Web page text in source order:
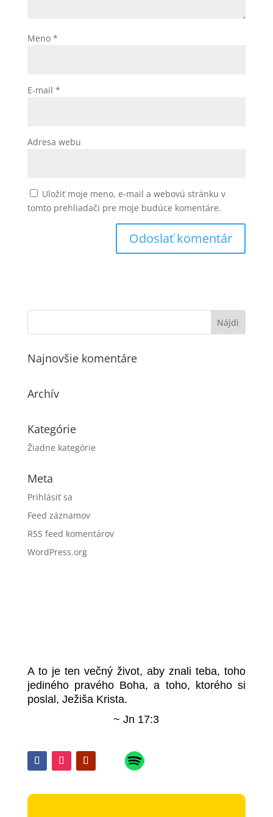
Meno *
E-mail *
Adresa webu
Uložiť moje meno, e-mail a webovú stránku v
tomto prehliadači pre moje budúce komentáre.
Najnovšie komentáre
Archív
Kategórie
Žiadne kategórie
Meta
Prihlásiť sa
Feed záznamov
RSS feed komentárov
WordPress.org
A to je ten večný život, aby znali teba, toho
jediného pravého Boha, a toho, ktorého si
poslal, Ježiša Krista.
~ Jn 17:3